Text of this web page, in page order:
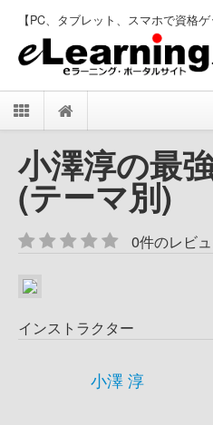
【PC、タブレット、スマホで資格
小澤淳の最
(テーマ別)
0件のレビ
インストラクター
小澤 淳